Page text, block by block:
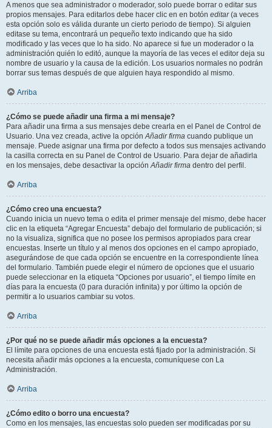
A menos que sea administrador o moderador, solo puede borrar o editar sus
propios mensajes. Para editarlos debe hacer clic en en botón editar(a veces
esta opción solo es válida durante un cierto periodo de tiempo). Si alguien
editase su tema, encontrará un pequeño texto indicando que ha sido
modificado y las veces que lo ha sido. No aparece si fue un moderador o la
administración quién lo editó, aunque la mayoría de las veces el editor deja su
nombre de usuario y la causa de la edición. Los usuarios normales no podrán
borrar sus temas después de que alguien haya respondido al mismo.
Arriba
¿Cómo se puede añadir una firma a mi mensaje?
Para añadir una firma a sus mensajes debe crearla en el Panel de Control de
Usuario. Una vez creada, active la opciónAñadir firma cuando publique un
mensaje. Puede asignar una firma por defecto a todos sus mensajes activando
la casilla correcta en su Panel de Control de Usuario. Para dejar de añadirla
en los mensajes, debe desactivar la opciónAñadir firma dentro del perfil.
Arriba
¿Cómo creo una encuesta?
Cuando inicia un nuevo tema o edita el primer mensaje del mismo, debe hacer
clic en la etiqueta “Agregar Encuesta” debajo del formulario de publicación; si
no la visualiza, significa que no posee los permisos apropiados para crear
encuestas. Inserte un título y al menos dos opciones en el campo apropiado,
asegurándose de que cada opción se encuentre en la correspondiente línea
del formulario. También puede elegir el número de opciones que el usuario
puede seleccionar en la etiqueta “Opciones por usuario”, el tiempo límite en
días para la encuesta (0 para duración infinita) y por último la opción de
permitir a lo usuarios cambiar su votos.
Arriba
¿Por qué no se puede añadir más opciones a la encuesta?
El límite para opciones de una encuesta está fijado por la administración. Si
necesita añadir más opciones a la encuesta, comuníquese con La
Administración.
Arriba
¿Cómo edito o borro una encuesta?
Como en los mensajes, las encuestas solo pueden ser modificadas por su